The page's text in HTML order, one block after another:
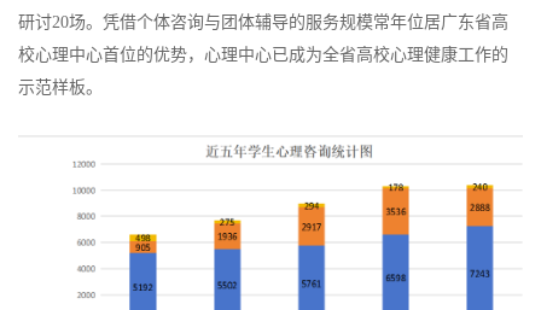
研讨20场。凭借个体咨询与团体辅导的服务规模常年位居广东省高
校心理中心首位的优势，心理中心已成为全省高校心理健康工作的
示范样板。